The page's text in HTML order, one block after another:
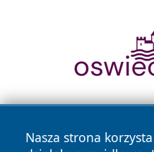
Nasza strona